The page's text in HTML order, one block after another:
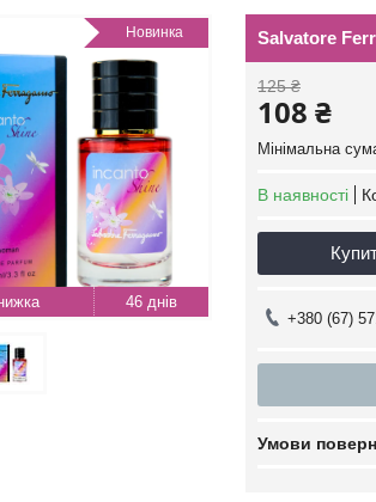
46 днів
Новинка Salvatore
125 ₴
108 ₴
Мінімальна
В наявності
+380 (67)